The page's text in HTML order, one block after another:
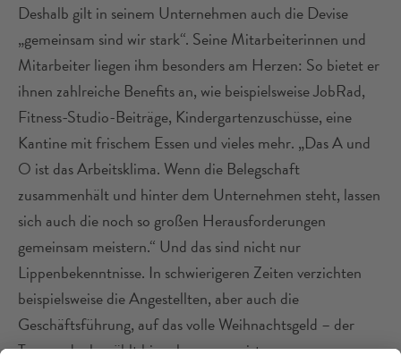
Deshalb gilt in seinem Unternehmen auch die Devise
„gemeinsam sind wir stark“. Seine Mitarbeiterinnen und
Mitarbeiter liegen ihm besonders am Herzen: So bietet er
ihnen zahlreiche Benefits an, wie beispielsweise JobRad,
Fitness-Studio-Beiträge, Kindergartenzuschüsse, eine
Kantine mit frischem Essen und vieles mehr. „Das A und
O ist das Arbeitsklima. Wenn die Belegschaft
zusammenhält und hinter dem Unternehmen steht, lassen
sich auch die noch so großen Herausforderungen
gemeinsam meistern.“ Und das sind nicht nur
Lippenbekenntnisse. In schwierigeren Zeiten verzichten
beispielsweise die Angestellten, aber auch die
Geschäftsführung, auf das volle Weihnachtsgeld – der
Teamgedanke zählt hier eben am meisten.